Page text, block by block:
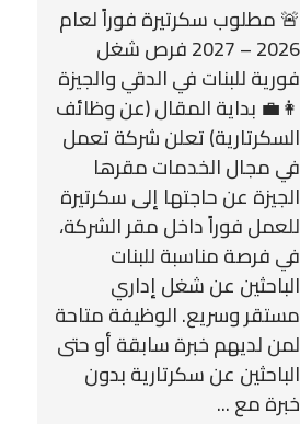
🚨 مطلوب سكرتيرة فوراً لعام
2026 – 2027 فرص شغل
فورية للبنات في الدقي والجيزة
👩‍💼 بداية المقال (عن وظائف
السكرتارية) تعلن شركة تعمل
في مجال الخدمات مقرها
الجيزة عن حاجتها إلى سكرتيرة
للعمل فوراً داخل مقر الشركة،
في فرصة مناسبة للبنات
الباحثين عن شغل إداري
مستقر وسريع. الوظيفة متاحة
لمن لديهم خبرة سابقة أو حتى
الباحثين عن سكرتارية بدون
خبرة مع ...